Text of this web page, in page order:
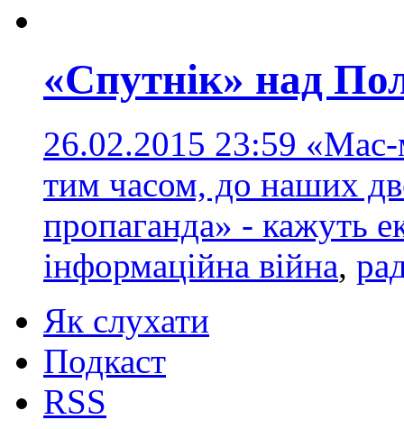
«Спутнік» над
26.02.2015 23:59 «Мас-
тим часом, до наших
пропаганда» - кажуть
інформаційна війна,
Як слухати
Подкаст
RSS